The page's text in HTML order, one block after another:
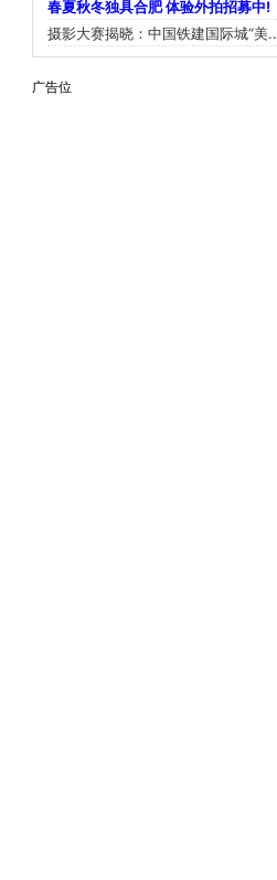
春夏秋冬独具合肥 体验外拍招募中!
摄影大赛揭晓：中国铁建国际城“美..
广告位